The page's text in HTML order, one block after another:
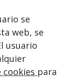
se
web, se
usuario
cookies para